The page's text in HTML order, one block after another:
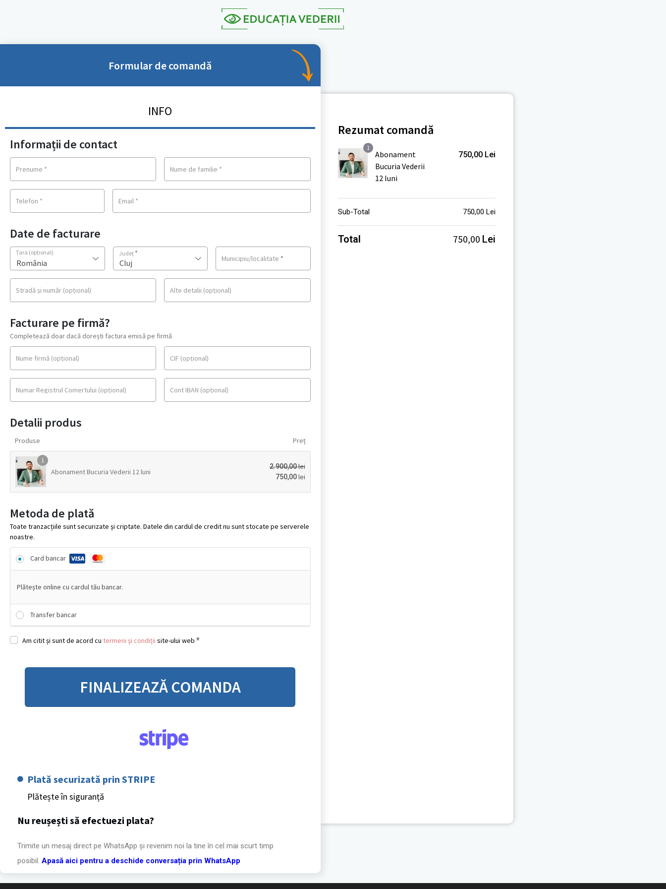
Formular de comandă
INFO
Informații de contact
Prenume * Nume de familie *
Telefon * Email *
Date de facturare
Țara (opțional)
România
Județ *
Cluj Municipiu/localitate *
Stradă și număr (opțional) Alte detalii (opțional)
Facturare pe firmă?
Completează doar dacă dorești factura emisă pe firmă
Nume firmă (opțional) CIF (opțional)
Numar Registrul Comertului (opțional) Cont IBAN (opțional)
Detalii produs
Produse Preț
1
Abonament Bucuria Vederii 12 luni
2.900,00lei
750,00lei
Metoda de plată
Toate tranzacțiile sunt securizate și criptate. Datele din cardul de credit nu sunt stocate pe serverele
noastre.
Card bancar
Plătește online cu cardul tău bancar.
Transfer bancar
Am citit și sunt de acord cu termeni și condiții site-ului web *
FINALIZEAZĂ COMANDA
Plată securizată prin STRIPE
Plătește în siguranță
Nu reușești să efectuezi plata?
Trimite un mesaj direct pe WhatsApp și revenim noi la tine în cel mai scurt timp
posibil. Apasă aici pentru a deschide conversația prin WhatsApp
Rezumat comandă
1
Abonament
Bucuria Vederii
12 luni
750,00 Lei
Sub-Total 750,00 Lei
Total 750,00 Lei